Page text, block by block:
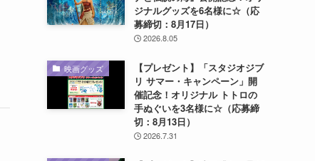
ジナルグッズを6名様に☆（応
募締切：8月17日）
2026.8.05
映画グッズ
【プレゼント】「スタジオジブ
リ サマー・キャンペーン」開
催記念！オリジナル トトロの
手ぬぐいを3名様に☆（応募締
切：8月13日）
2026.7.31